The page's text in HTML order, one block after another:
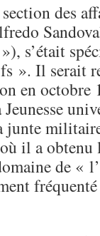
des
s’était
». Il serait
en octobre
junte
il a
de «
fréquenté